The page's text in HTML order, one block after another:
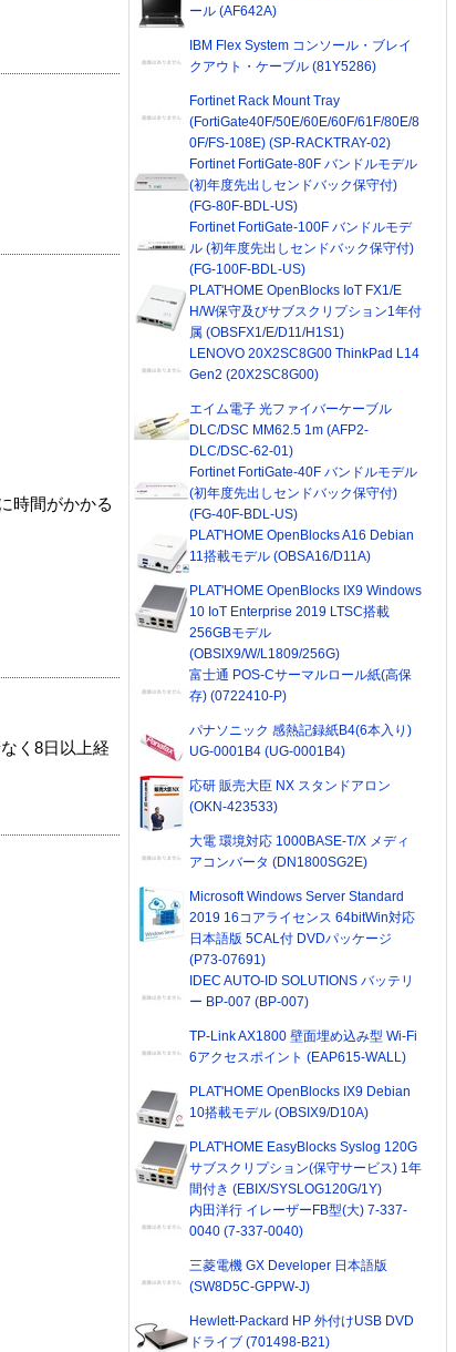
時間がかかる
く8日以上経
ール (AF642A)
IBM Flex System コンソール・ブレイ
クアウト・ケーブル (81Y5286)
Fortinet Rack Mount Tray
(FortiGate40F/50E/60E/60F/61F/80E/8
0F/FS-108E) (SP-RACKTRAY-02)
Fortinet FortiGate-80F バンドルモデル
(初年度先出しセンドバック保守付)
(FG-80F-BDL-US)
Fortinet FortiGate-100F バンドルモデ
ル (初年度先出しセンドバック保守付)
(FG-100F-BDL-US)
PLAT'HOME OpenBlocks IoT FX1/E
H/W保守及びサブスクリプション1年付
属 (OBSFX1/E/D11/H1S1)
LENOVO 20X2SC8G00 ThinkPad L14
Gen2 (20X2SC8G00)
エイム電子 光ファイバーケーブル
DLC/DSC MM62.5 1m (AFP2-
DLC/DSC-62-01)
Fortinet FortiGate-40F バンドルモデル
(初年度先出しセンドバック保守付)
(FG-40F-BDL-US)
PLAT'HOME OpenBlocks A16 Debian
11搭載モデル (OBSA16/D11A)
PLAT'HOME OpenBlocks IX9 Windows
10 IoT Enterprise 2019 LTSC搭載
256GBモデル
(OBSIX9/W/L1809/256G)
富士通 POS-Cサーマルロール紙(高保
存) (0722410-P)
パナソニック 感熱記録紙B4(6本入り)
UG-0001B4 (UG-0001B4)
応研 販売大臣 NX スタンドアロン
(OKN-423533)
大電 環境対応 1000BASE-T/X メディ
アコンバータ (DN1800SG2E)
Microsoft Windows Server Standard
2019 16コアライセンス 64bitWin対応
日本語版 5CAL付 DVDパッケージ
(P73-07691)
IDEC AUTO-ID SOLUTIONS バッテリ
ー BP-007 (BP-007)
TP-Link AX1800 壁面埋め込み型 Wi-Fi
6アクセスポイント (EAP615-WALL)
PLAT'HOME OpenBlocks IX9 Debian
10搭載モデル (OBSIX9/D10A)
PLAT'HOME EasyBlocks Syslog 120G
サブスクリプション(保守サービス) 1年
間付き (EBIX/SYSLOG120G/1Y)
内田洋行 イレーザーFB型(大) 7-337-
0040 (7-337-0040)
三菱電機 GX Developer 日本語版
(SW8D5C-GPPW-J)
Hewlett-Packard HP 外付けUSB DVD
ドライブ (701498-B21)